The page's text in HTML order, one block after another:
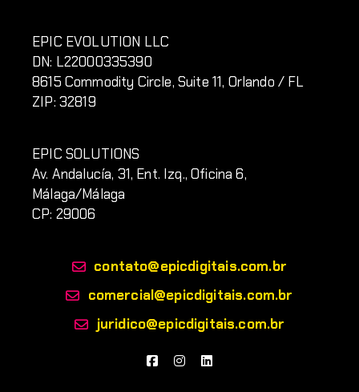
EPIC EVOLUTION LLC
DN: L22000335390
8615 Commodity Circle, Suite 11, Orlando / FL
ZIP: 32819
EPIC SOLUTIONS
Av. Andalucía, 31, Ent. Izq., Oficina 6,
Málaga/Málaga
CP: 29006
contato@epicdigitais.com.br
comercial@epicdigitais.com.br
juridico@epicdigitais.com.br